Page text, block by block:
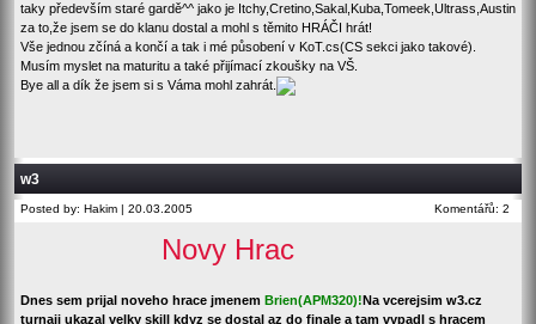
taky především staré gardě^^ jako je Itchy,Cretino,Sakal,Kuba,Tomeek,Ultrass,Austin
za to,že jsem se do klanu dostal a mohl s těmito HRÁČI hrát!
Vše jednou zčíná a končí a tak i mé působení v KoT.cs(CS sekci jako takové).
Musím myslet na maturitu a také přijímací zkoušky na VŠ.
Bye all a dík že jsem si s Váma mohl zahrát.
w3
Posted by: Hakim | 20.03.2005 Komentářů: 2
Novy Hrac
Dnes sem prijal noveho hrace jmenem Brien(APM320)!Na vcerejsim w3.cz
turnaji ukazal velky skill kdyz se dostal az do finale a tam vypadl s hracem